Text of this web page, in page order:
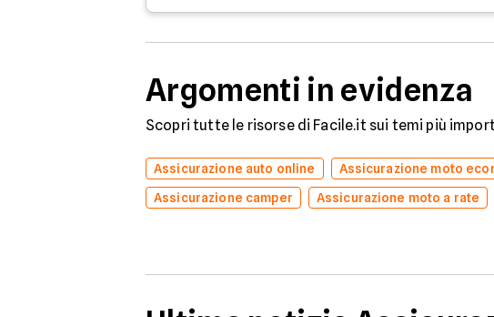
Argomenti in evidenza
Scopri tutte le risorse di Facile.it sui temi più
Assicurazione auto online Assicurazione moto
Assicurazione camper
Assicurazione moto a rate